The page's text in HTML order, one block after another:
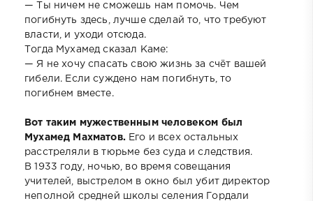
— Ты ничем не сможешь нам помочь. Чем
погибнуть здесь, лучше сделай то, что требуют
власти, и уходи отсюда.
Тогда Мухамед сказал Каме:
— Я не хочу спасать свою жизнь за счёт вашей
гибели. Если суждено нам погибнуть, то
погибнем вместе.
Вот таким мужественным человеком был
Мухамед Махматов.Его и всех остальных
расстреляли в тюрьме без суда и следствия.
В 1933 году, ночью, во время совещания
учителей, выстрелом в окно был убит директор
неполной средней школы селения Гордали